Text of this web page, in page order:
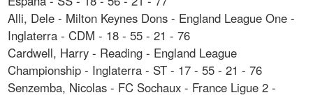
Alli, Dele - Milton Keynes Dons - England League One -
Inglaterra - CDM - 18 - 55 - 21 - 76
Cardwell, Harry - Reading - England League
Championship - Inglaterra - ST - 17 - 55 - 21 - 76
Senzemba, Nicolas - FC Sochaux - France Ligue 2 -